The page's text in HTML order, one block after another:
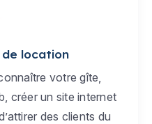
location
votre gîte,
créer un site internet
des clients du